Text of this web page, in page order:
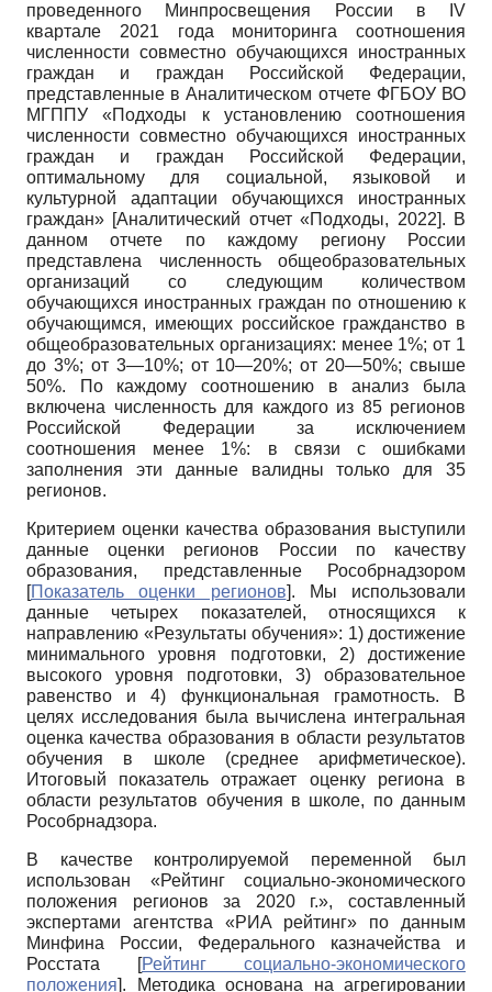
проведенного Минпросвещения России в IV
квартале 2021 года мониторинга соотношения
численности совместно обучающихся иностранных
граждан и граждан Российской Федерации,
представленные в Аналитическом отчете ФГБОУ ВО
МГППУ «Подходы к установлению соотношения
численности совместно обучающихся иностранных
граждан и граждан Российской Федерации,
оптимальному для социальной, языковой и
культурной адаптации обучающихся иностранных
граждан» [Аналитический отчет «Подходы, 2022]. В
данном отчете по каждому региону России
представлена численность общеобразовательных
организаций со следующим количеством
обучающихся иностранных граждан по отношению к
обучающимся, имеющих российское гражданство в
общеобразовательных организациях: менее 1%; от 1
до 3%; от 3—10%; от 10—20%; от 20—50%; свыше
50%. По каждому соотношению в анализ была
включена численность для каждого из 85 регионов
Российской Федерации за исключением
соотношения менее 1%: в связи с ошибками
заполнения эти данные валидны только для 35
регионов.
Критерием оценки качества образования выступили
данные оценки регионов России по качеству
образования, представленные Рособрнадзором
[Показатель оценки регионов]. Мы использовали
данные четырех показателей, относящихся к
направлению «Результаты обучения»: 1) достижение
минимального уровня подготовки, 2) достижение
высокого уровня подготовки, 3) образовательное
равенство и 4) функциональная грамотность. В
целях исследования была вычислена интегральная
оценка качества образования в области результатов
обучения в школе (среднее арифметическое).
Итоговый показатель отражает оценку региона в
области результатов обучения в школе, по данным
Рособрнадзора.
В качестве контролируемой переменной был
использован «Рейтинг социально-экономического
положения регионов за 2020 г.», составленный
экспертами агентства «РИА рейтинг» по данным
Минфина России, Федерального казначейства и
Росстата
[Рейтинг социально-экономического
положения]. Методика основана на агрегировании